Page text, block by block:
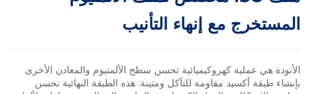
مع إنهاء التأنيب
عملية كهروكيميائية تحسن سطح الألمنيوم والمعادن الأخرى
أكسيد مقاومة للتآكل ومتينة. هذه الطبقة النهائية تحسن